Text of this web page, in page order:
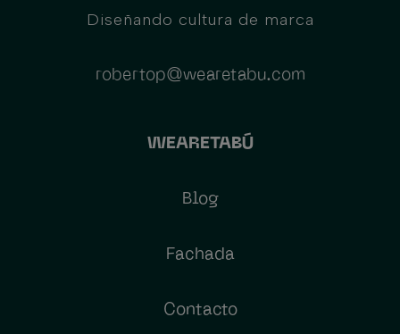
Diseñando cultura de marca
robertop@wearetabu.com
WEARETABÚ
Blog
Fachada
Contacto